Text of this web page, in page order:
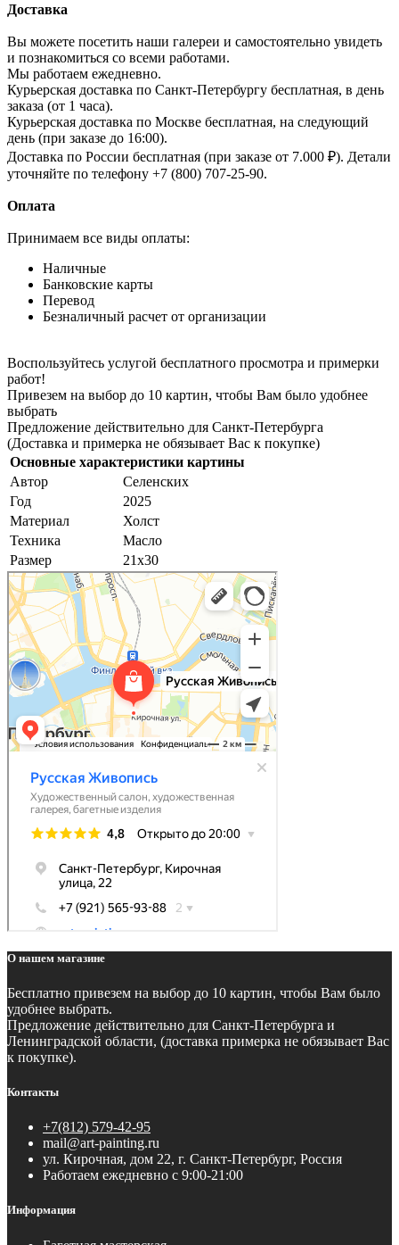
Доставка
Вы можете посетить наши галереи и самостоятельно увидеть
и познакомиться со всеми работами.
Мы работаем ежедневно.
Курьерская доставка по Санкт-Петербургу бесплатная, в день
заказа (от 1 часа).
Курьерская доставка по Москве бесплатная, на следующий
день (при заказе до 16:00).
Доставка по России бесплатная (при заказе от 7.000 ₽). Детали
уточняйте по телефону +7 (800) 707-25-90.
Оплата
Принимаем все виды оплаты:
Наличные
Банковские карты
Перевод
Безналичный расчет от организации
Воспользуйтесь услугой бесплатного просмотра и примерки
работ!
Привезем на выбор до 10 картин, чтобы Вам было удобнее
выбрать
Предложение действительно для Санкт-Петербурга
(Доставка и примерка не обязывает Вас к покупке)
Основные характеристики картины
Автор
Селенских
Год
2025
Материал
Холст
Техника
Масло
Размер
21х30
О нашем магазине
Бесплатно привезем на выбор до 10 картин, чтобы Вам было
удобнее выбрать.
Предложение действительно для Санкт-Петербурга и
Ленинградской области, (доставка примерка не обязывает Вас
к покупке).
Контакты
+7(812) 579-42-95
mail@art-painting.ru
ул. Кирочная, дом 22, г. Санкт-Петербург, Россия
Работаем ежедневно с 9:00-21:00
Информация